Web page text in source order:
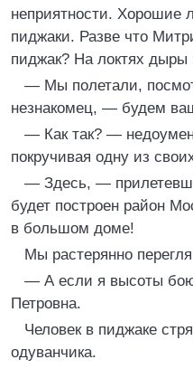
неприятности. Хорошие
пиджаки. Разве что
пиджак? На локтях дыры
— Мы полетали,
незнакомец, — будем
— Как так? —
покручивая одну из
— Здесь, —
будет построен район
в большом доме!
Мы растерянно
— А если я высоты
Петровна.
Человек в пиджаке
одуванчика.